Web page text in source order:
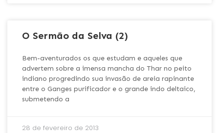
O Sermão da Selva (2)
Bem-aventurados os que estudam e aqueles que
advertem sobre a imensa mancha do Thar no peito
indiano progredindo sua invasão de areia rapinante
entre o Ganges purificador e o grande indo deltaico,
submetendo a
28 de fevereiro de 2013